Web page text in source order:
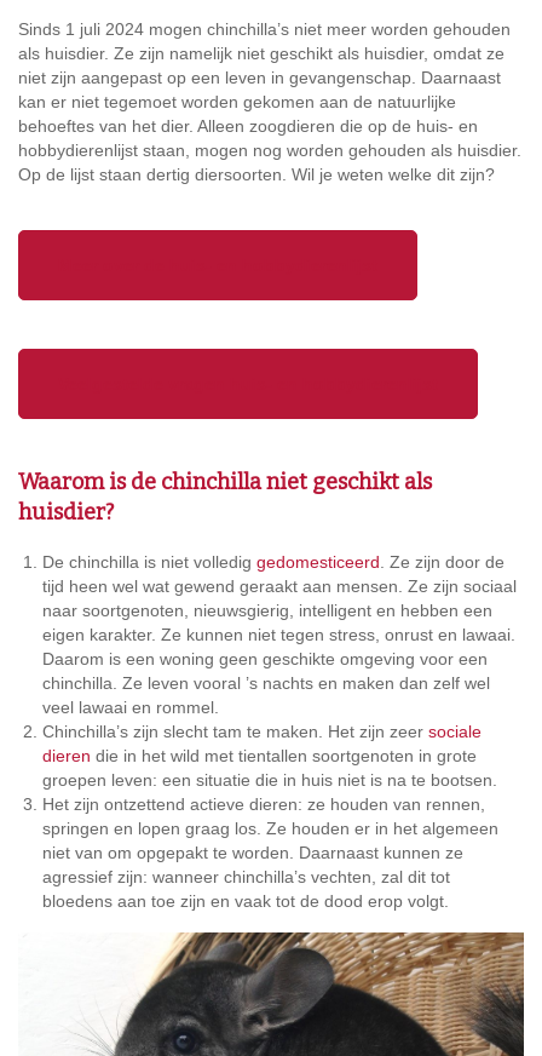
Sinds 1 juli 2024 mogen chinchilla’s niet meer worden gehouden
als huisdier. Ze zijn namelijk niet geschikt als huisdier, omdat ze
niet zijn aangepast op een leven in gevangenschap. Daarnaast
kan er niet tegemoet worden gekomen aan de natuurlijke
behoeftes van het dier. Alleen zoogdieren die op de huis- en
hobbydierenlijst staan, mogen nog worden gehouden als huisdier.
Op de lijst staan dertig diersoorten. Wil je weten welke dit zijn?
Waarom is de chinchilla niet geschikt als
huisdier?
De chinchilla is niet volledig gedomesticeerd . Ze zijn door de
tijd heen wel wat gewend geraakt aan mensen. Ze zijn sociaal
naar soortgenoten, nieuwsgierig, intelligent en hebben een
eigen karakter. Ze kunnen niet tegen stress, onrust en lawaai.
Daarom is een woning geen geschikte omgeving voor een
chinchilla. Ze leven vooral ’s nachts en maken dan zelf wel
veel lawaai en rommel.
Chinchilla’s zijn slecht tam te maken. Het zijn zeer sociale
dieren die in het wild met tientallen soortgenoten in grote
groepen leven: een situatie die in huis niet is na te bootsen.
Het zijn ontzettend actieve dieren: ze houden van rennen,
springen en lopen graag los. Ze houden er in het algemeen
niet van om opgepakt te worden. Daarnaast kunnen ze
agressief zijn: wanneer chinchilla’s vechten, zal dit tot
bloedens aan toe zijn en vaak tot de dood erop volgt.